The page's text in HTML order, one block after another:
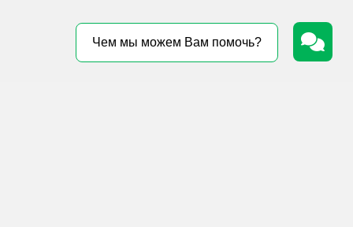
Чем мы можем Вам помочь?